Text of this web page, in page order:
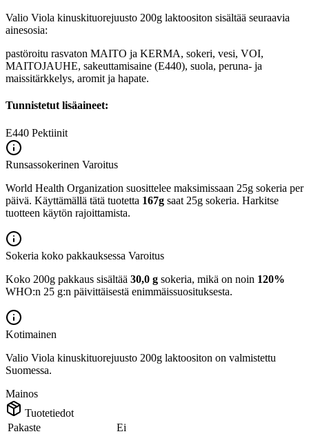
Valio Viola kinuskituorejuusto 200g laktoositon sisältää seuraavia
ainesosia:
pastöroitu rasvaton MAITO ja KERMA, sokeri, vesi, VOI,
MAITOJAUHE, sakeuttamisaine (E440), suola, peruna- ja
maissitärkkelys, aromit ja hapate.
Tunnistetut lisäaineet:
E440 Pektiinit
Runsassokerinen Varoitus
World Health Organization suosittelee maksimissaan 25g sokeria per
päivä. Käyttämällä tätä tuotetta 167g saat 25g sokeria. Harkitse
tuotteen käytön rajoittamista.
Sokeria koko pakkauksessa Varoitus
Koko 200g pakkaus sisältää 30,0 g sokeria, mikä on noin 120%
WHO:n 25 g:n päivittäisestä enimmäissuosituksesta.
Kotimainen
Valio Viola kinuskituorejuusto 200g laktoositon on valmistettu
Suomessa.
Mainos
Tuotetiedot
Pakaste
Ei